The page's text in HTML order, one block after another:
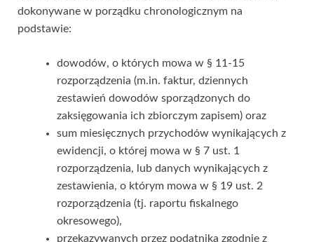
dokonywane w porządku chronologicznym na
podstawie:
dowodów, o których mowa w § 11-15
rozporządzenia (m.in. faktur, dziennych
zestawień dowodów sporządzonych do
zaksięgowania ich zbiorczym zapisem) oraz
sum miesięcznych przychodów wynikających z
ewidencji, o której mowa w § 7 ust. 1
rozporządzenia, lub danych wynikających z
zestawienia, o którym mowa w § 19 ust. 2
rozporządzenia (tj. raportu fiskalnego
okresowego),
przekazywanych przez podatnika zgodnie z